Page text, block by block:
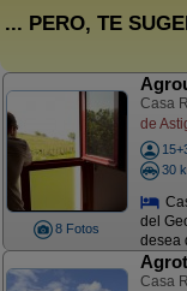
... PERO, TE
8 Fotos
Casa
de
30
del
desea
Casa